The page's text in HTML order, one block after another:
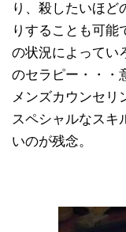
り、殺したいほど
りすることも可能
の状況によってい
のセラピー・・・
メンズカウンセリ
スペシャルなスキ
いのが残念。